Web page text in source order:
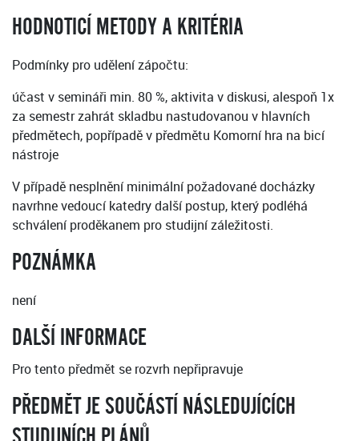
HODNOTICÍ METODY A KRITÉRIA
Podmínky pro udělení zápočtu:
účast v semináři min. 80 %, aktivita v diskusi, alespoň 1x
za semestr zahrát skladbu nastudovanou v hlavních
předmětech, popřípadě v předmětu Komorní hra na bicí
nástroje
V případě nesplnění minimální požadované docházky
navrhne vedoucí katedry další postup, který podléhá
schválení proděkanem pro studijní záležitosti.
POZNÁMKA
není
DALŠÍ INFORMACE
Pro tento předmět se rozvrh nepřipravuje
PŘEDMĚT JE SOUČÁSTÍ NÁSLEDUJÍCÍCH